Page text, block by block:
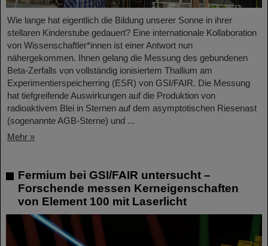
Wie lange hat eigentlich die Bildung unserer Sonne in ihrer
stellaren Kinderstube gedauert? Eine internationale Kollaboration
von Wissenschaftler*innen ist einer Antwort nun
nähergekommen. Ihnen gelang die Messung des gebundenen
Beta-Zerfalls von vollständig ionisiertem Thallium am
Experimentierspeicherring (ESR) von GSI/FAIR. Die Messung
hat tiefgreifende Auswirkungen auf die Produktion von
radioaktivem Blei in Sternen auf dem asymptotischen Riesenast
(sogenannte AGB-Sterne) und ...
Mehr »
Fermium bei GSI/FAIR untersucht –
Forschende messen Kerneigenschaften
von Element 100 mit Laserlicht